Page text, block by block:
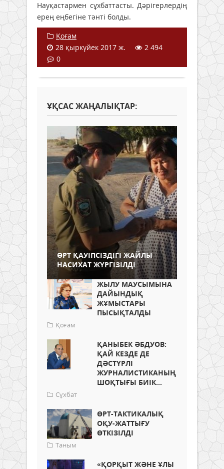
Науқастармен сұхбаттасты. Дәрігерлердің
ерең еңбегіне тәнті болды.
Қоғам
28 қыркүйек 2017 ж.
2 494
0
ҰҚСАС ЖАҢАЛЫҚТАР:
ӨРТ ҚАУІПСІЗДІГІ ЖАЙЛЫ
НАСИХАТ ЖҮРГІЗІЛДІ
ЖЫЛУ МАУСЫМЫНА
ДАЙЫНДЫҚ
ЖҰМЫСТАРЫ
ПЫСЫҚТАЛДЫ
Қоғам
ҚАНЫБЕК ӘБДУОВ:
ҚАЙ КЕЗДЕ ДЕ
ДӘСТҮРЛІ
ЖУРНАЛИСТИКАНЫҢ
ШОҚТЫҒЫ БИІК...
Сұхбат
ӨРТ-ТАКТИКАЛЫҚ
ОҚУ-ЖАТТЫҒУ
ӨТКІЗІЛДІ
Таным
«ҚОРҚЫТ ЖӘНЕ ҰЛЫ